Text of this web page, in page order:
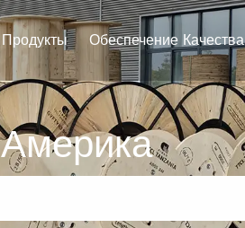
Продукты Обеспечение Качества
Америка